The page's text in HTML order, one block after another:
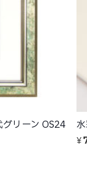
リーン OS24
¥